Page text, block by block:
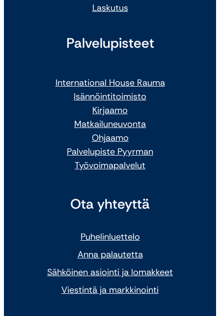
Laskutus
Palvelupisteet
International House Rauma
Isännöintitoimisto
Kirjaamo
Matkailuneuvonta
Ohjaamo
Palvelupiste Pyyrman
Työvoimapalvelut
Ota yhteyttä
Puhelinluettelo
Anna palautetta
Sähköinen asiointi ja lomakkeet
Viestintä ja markkinointi